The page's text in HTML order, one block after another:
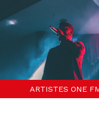
ARTISTES ONE